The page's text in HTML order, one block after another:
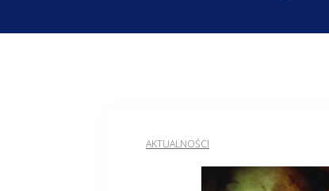
AKTUALNOŚCI